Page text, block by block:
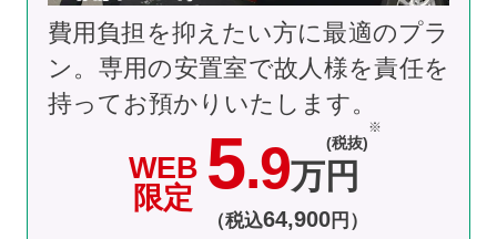
WEB
限定 5.9万円
(税抜)
（税込64,900円）
費用負担を抑えたい方に最適のプラ
ン。専用の安置室で故人様を責任を
持ってお預かりいたします。